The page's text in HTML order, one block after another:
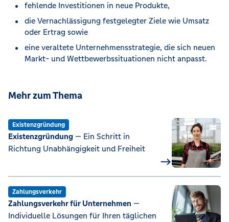
fehlende Investitionen in neue Produkte,
die Vernachlässigung festgelegter Ziele wie Umsatz
oder Ertrag sowie
eine veraltete Unternehmensstrategie, die sich neuen
Markt- und Wettbewerbssituationen nicht anpasst.
Mehr zum Thema
Existenzgründung
Existenzgründung — Ein Schritt in
Richtung Unabhängigkeit und Freiheit
Zahlungsverkehr
Zahlungsverkehr für Unternehmen —
Individuelle Lösungen für Ihren täglichen